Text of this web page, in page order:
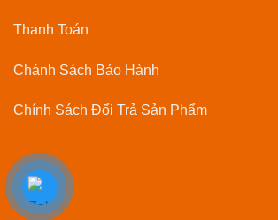
Thanh Toán
Chánh Sách Bảo Hành
Chính Sách Đổi Trả Sản Phẩm